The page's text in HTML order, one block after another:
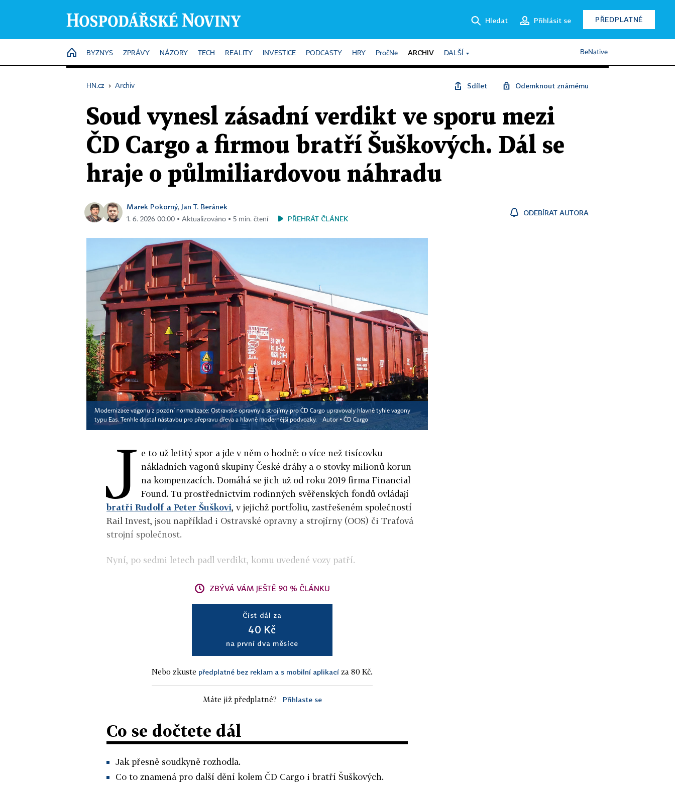
Hledat Přihlásit se PŘEDPLATNÉ
HOME
BYZNYS ZPRÁVY NÁZORY TECH REALITY INVESTICE PODCASTY HRY PročNe ARCHIV DALŠÍ BeNative
HN.cz › Archiv Sdílet Odemknout známému
Soud vynesl zásadní verdikt ve sporu mezi
ČD Cargo a firmou bratří Šuškových. Dál se
hraje o půlmiliardovou náhradu
Marek Pokorný, Jan T. Beránek
1. 6. 2026 00:00 ▪ Aktualizováno ▪ 5 min. čtení PŘEHRÁT ČLÁNEK
ODEBÍRAT AUTORA
Modernizace vagonu z pozdní normalizace: Ostravské opravny a strojírny pro ČD Cargo upravovaly hlavně tyhle vagony
typu Eas. Tenhle dostal nástavbu pro přepravu dřeva a hlavně modernější podvozky.
Autor ▪ ČD Cargo
J e to už letitý spor a jde v něm o hodně: o více než tisícovku
nákladních vagonů skupiny České dráhy a o stovky milionů korun
na kompenzacích. Domáhá se jich už od roku 2019 firma Financial
Found. Tu prostřednictvím rodinných svěřenských fondů ovládají
bratři Rudolf a Peter Šuškovi, v jejichž portfoliu, zastřešeném společností
Rail Invest, jsou například i Ostravské opravny a strojírny (OOS) či Traťová
strojní společnost.
Nyní, po sedmi letech padl verdikt, komu uvedené vozy patří.
ZBÝVÁ VÁM JEŠTĚ 90 % ČLÁNKU
Číst dál za
40 Kč
na první dva měsíce
Nebo zkuste předplatné bez reklam a s mobilní aplikací za 80 Kč.
Máte již předplatné? Přihlaste se
Co se dočtete dál
Jak přesně soudkyně rozhodla.
Co to znamená pro další dění kolem ČD Cargo i bratří Šuškových.